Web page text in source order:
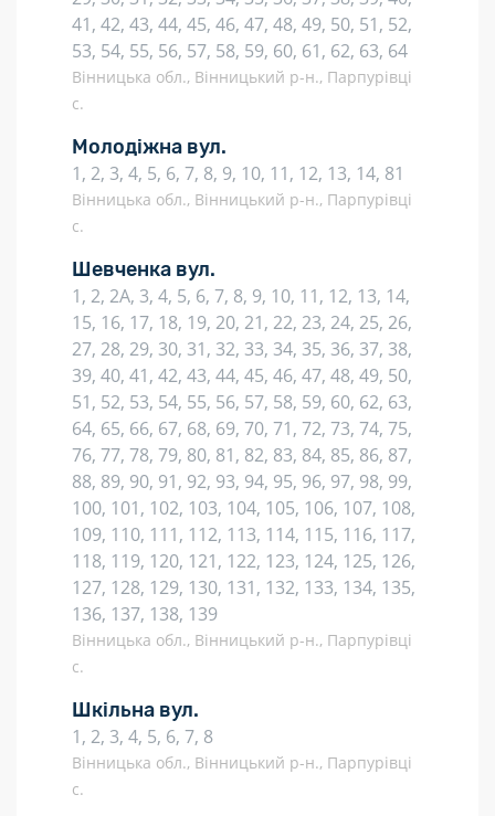
41, 42, 43, 44, 45, 46, 47, 48, 49, 50, 51, 52,
53, 54, 55, 56, 57, 58, 59, 60, 61, 62, 63, 64
Вінницька обл., Вінницький р-н., Парпурівці
с.
Молодіжна вул.
1, 2, 3, 4, 5, 6, 7, 8, 9, 10, 11, 12, 13, 14, 81
Вінницька обл., Вінницький р-н., Парпурівці
с.
Шевченка вул.
1, 2, 2А, 3, 4, 5, 6, 7, 8, 9, 10, 11, 12, 13, 14,
15, 16, 17, 18, 19, 20, 21, 22, 23, 24, 25, 26,
27, 28, 29, 30, 31, 32, 33, 34, 35, 36, 37, 38,
39, 40, 41, 42, 43, 44, 45, 46, 47, 48, 49, 50,
51, 52, 53, 54, 55, 56, 57, 58, 59, 60, 62, 63,
64, 65, 66, 67, 68, 69, 70, 71, 72, 73, 74, 75,
76, 77, 78, 79, 80, 81, 82, 83, 84, 85, 86, 87,
88, 89, 90, 91, 92, 93, 94, 95, 96, 97, 98, 99,
100, 101, 102, 103, 104, 105, 106, 107, 108,
109, 110, 111, 112, 113, 114, 115, 116, 117,
118, 119, 120, 121, 122, 123, 124, 125, 126,
127, 128, 129, 130, 131, 132, 133, 134, 135,
136, 137, 138, 139
Вінницька обл., Вінницький р-н., Парпурівці
с.
Шкільна вул.
1, 2, 3, 4, 5, 6, 7, 8
Вінницька обл., Вінницький р-н., Парпурівці
с.